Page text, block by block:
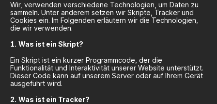
Wir, verwenden verschiedene Technologien, um Daten zu
sammeln. Unter anderem setzen wir Skripte, Tracker und
Cookies ein. Im Folgenden erläutern wir die Technologien,
die wir verwenden.
Was ist ein Skript?
Ein Skript ist ein kurzer Programmcode, der die
Funktionalität und Interaktivität unserer Website unterstützt.
Dieser Code kann auf unserem Server oder auf Ihrem Gerät
ausgeführt wird.
Was ist ein Tracker?